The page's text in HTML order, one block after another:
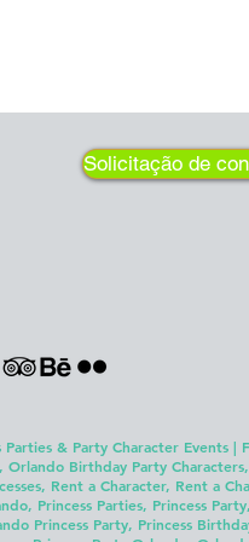
Solicitação de
& Party Character Events |
Orlando Birthday Party
Rent a Character, Rent a
Princess Parties, Princess
Princess Party, Princess